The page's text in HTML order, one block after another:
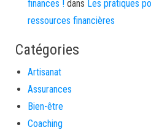
finances ! dans Les pratiques
ressources financières
Catégories
Artisanat
Assurances
Bien-être
Coaching